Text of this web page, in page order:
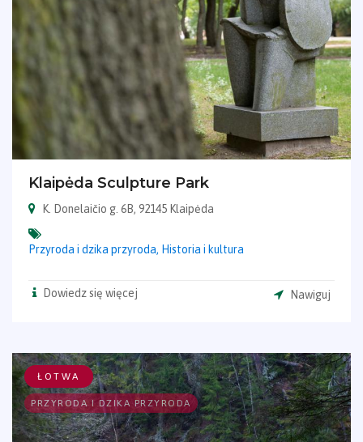
Klaipėda Sculpture Park
K. Donelaičio g. 6B, 92145 Klaipėda
Przyroda i dzika przyroda, Historia i kultura
Dowiedz się więcej Nawiguj
ŁOTWA
PRZYRODA I DZIKA PRZYRODA